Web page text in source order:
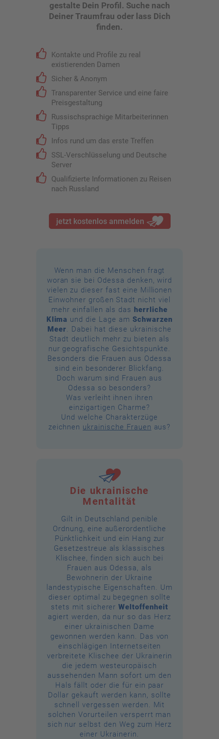
gestalte Dein Profil. Suche nach
Deiner Traumfrau oder lass Dich
finden.
Kontakte und Profile zu real
existierenden Damen
Sicher & Anonym
Transparenter Service und eine faire
Preisgestaltung
Russischsprachige Mitarbeiterinnen
Tipps
Infos rund um das erste Treffen
SSL-Verschlüsselung und Deutsche
Server
Qualifizierte Informationen zu Reisen
nach Russland
jetzt kostenlos anmelden
Wenn man die Menschen fragt
woran sie bei Odessa denken, wird
vielen zu dieser fast eine Millionen
Einwohner großen Stadt nicht viel
mehr einfallen als dasherrliche
Klima und die Lage am Schwarzen
Meer. Dabei hat diese ukrainische
Stadt deutlich mehr zu bieten als
nur geografische Gesichtspunkte.
Besonders die Frauen aus Odessa
sind ein besonderer Blickfang.
Doch warum sind Frauen aus
Odessa so besonders?
Was verleiht ihnen ihren
einzigartigen Charme?
Und welche Charakterzüge
zeichnen ukrainische Frauen aus?
Die ukrainische
Mentalität
Gilt in Deutschland penible
Ordnung, eine außerordentliche
Pünktlichkeit und ein Hang zur
Gesetzestreue als klassisches
Klischee, finden sich auch bei
Frauen aus Odessa, als
Bewohnerin der Ukraine
landestypische Eigenschaften. Um
dieser optimal zu begegnen sollte
stets mit sichererWeltoffenheit
agiert werden, da nur so das Herz
einer ukrainischen Dame
gewonnen werden kann. Das von
einschlägigen Internetseiten
verbreitete Klischee der Ukrainerin
die jedem westeuropäisch
aussehenden Mann sofort um den
Hals fällt oder die für ein paar
Dollar gekauft werden kann, sollte
schnell vergessen werden. Mit
solchen Vorurteilen versperrt man
sich nur selbst den Weg zum Herz
einer Ukrainerin.